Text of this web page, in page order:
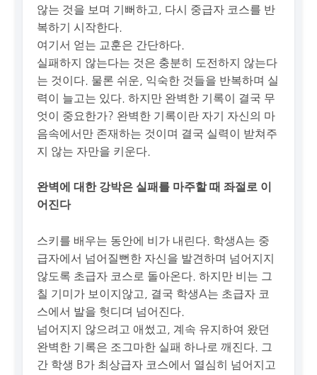
않는 것을 보며 기뻐하고, 다시 중급자 코스를 반
복하기 시작한다.
여기서 얻는 교훈은 간단하다.
실패하지 않는다는 것은 충분히 도전하지 않는다
는 것이다. 물론 쉬운, 익숙한 것들을 반복하며 실
력이 늘고는 있다. 하지만 완벽한 기록이 결국 무
엇이 중요한가? 완벽한 기록이란 자기 자신의 마
음속에서만 존재하는 것이며 결국 실력이 받쳐주
지 않는 자만을 키운다.
완벽에 대한 강박은 실패를 마주할 때 좌절로 이
어진다
스키를 배우는 동안에 비가 내린다. 학생A는 중
급자에서 넘어질뻔한 자신을 발견하며 넘어지지
않도록 초급자 코스로 돌아온다. 하지만 비는 그
칠 기미가 보이지않고, 결국 학생A는 초급자 코
스에서 발을 헛디뎌 넘어진다.
넘어지지 않으려고 애썼고, 계속 유지하여 왔던
완벽한 기록은 조그마한 실패 하나로 깨진다. 그
간 학생 B가 최상급자 코스에서 열심히 넘어지고